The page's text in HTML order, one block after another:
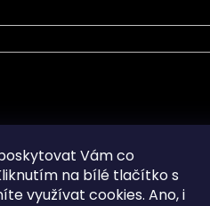
Vám co
na bílé tlačítko s
využívat cookies. Ano, i
Sitemap
Doprava a Platba